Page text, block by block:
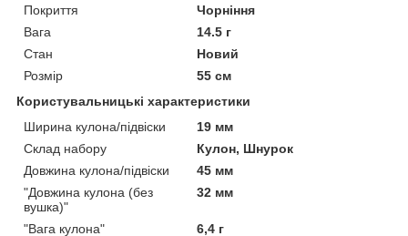
Покриття
Чорніння
Вага
14.5 г
Стан
Новий
Розмір
55 см
Користувальницькі характеристики
Ширина кулона/підвіски
19 мм
Склад набору
Кулон, Шнурок
Довжина кулона/підвіски
45 мм
"Довжина кулона (без
вушка)"
32 мм
"Вага кулона" 6,4 г